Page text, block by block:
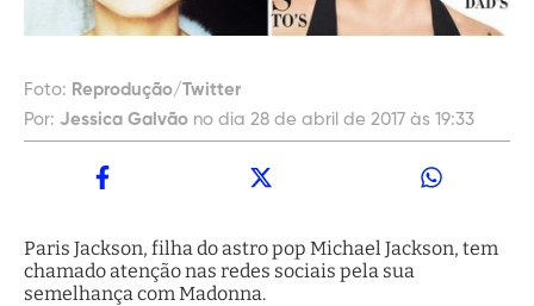
Foto: Reprodução/Twitter
Por: Jessica Galvão no dia 28 de abril de 2017 às 19:33
Paris Jackson, filha do astro pop Michael Jackson, tem
chamado atenção nas redes sociais pela sua
semelhança com Madonna.